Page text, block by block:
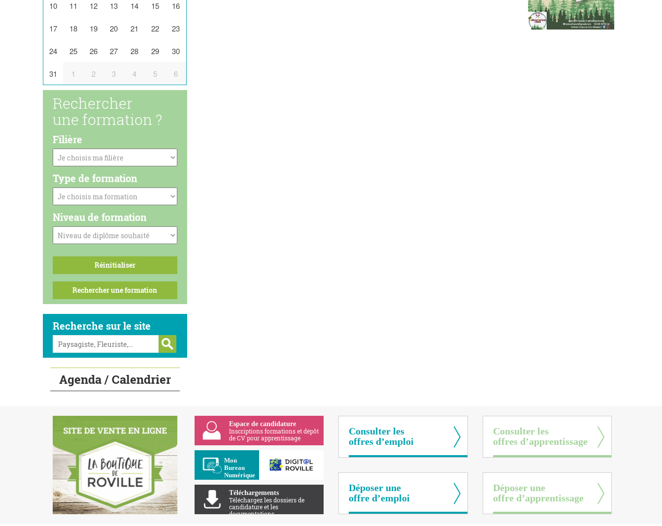
10 11 12 13 14 15 16
17 18 19 20 21 22 23
24 25 26 27 28 29 30
31 1 2 3 4 5 6
Rechercher
une formation ?
Filière
Type de formation
Niveau de formation
Recherche sur le site
Agenda / Calendrier
Espace de candidature
Inscriptions formations et dépôt
de CV pour apprentissage
Mon
Bureau
Numérique
Apolearn
Téléchargements
Téléchargez les dossiers de
candidature et les
documentations
Consulter les
offres d’emploi
Déposer une
offre d’emploi
Consulter les
offres d’apprentissage
Déposer une
offre d’apprentissage